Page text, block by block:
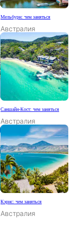
Мельбурн: чем заняться
Австралия
Саншайн-Кост: чем заняться
Австралия
Кэрнс: чем заняться
Австралия